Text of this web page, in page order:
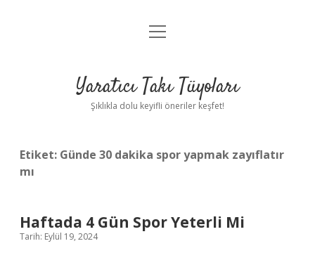
Anasayfa
Yasal Uyarı
menüyü
Yaratıcı Takı Tüyoları
Şıklıkla dolu keyifli öneriler keşfet!
Etiket: Günde 30 dakika spor yapmak zayıflatır
mı
Haftada 4 Gün Spor Yeterli Mi
Tarih: Eylül 19, 2024